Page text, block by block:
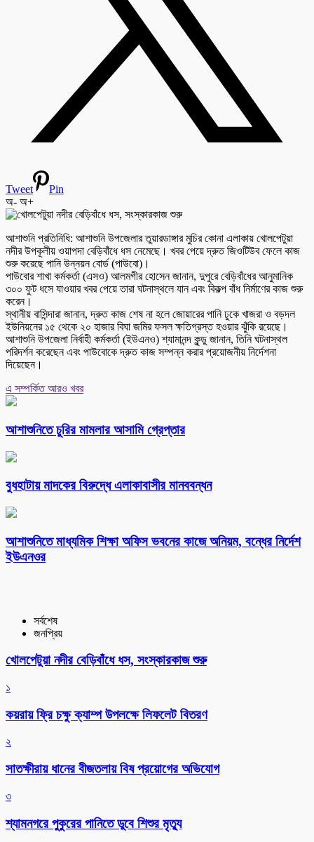
Tweet
Pin
অ- অ+
আশাশুনি প্রতিনিধি: আশাশুনি উপজেলার তুয়ারডাঙ্গার মুচির কোনা এলাকায় খোলপেটুয়া
নদীর উপকূলীয় ওয়াপদা বেড়িবাঁধে ধস নেমেছে। খবর পেয়ে দ্রুত জিওটিউব ফেলে কাজ
শুরু করেছে পানি উন্নয়ন বোর্ড (পাউবো)।
পাউবোর শাখা কর্মকর্তা (এসও) আলমগীর হোসেন জানান, দুপুরে বেড়িবাঁধের আনুমানিক
৩০০ ফুট ধসে যাওয়ার খবর পেয়ে তারা ঘটনাস্থলে যান এবং বিকল্প বাঁধ নির্মাণের কাজ শুরু
করেন।
স্থানীয় বাসিন্দারা জানান, দ্রুত কাজ শেষ না হলে জোয়ারের পানি ঢুকে খাজরা ও বড়দল
ইউনিয়নের ১৫ থেকে ২০ হাজার বিঘা জমির ফসল ক্ষতিগ্রস্ত হওয়ার ঝুঁকি রয়েছে।
আশাশুনি উপজেলা নির্বাহী কর্মকর্তা (ইউএনও) শ্যামানন্দ কুন্ডু জানান, তিনি ঘটনাস্থল
পরিদর্শন করেছেন এবং পাউবোকে দ্রুত কাজ সম্পন্ন করার প্রয়োজনীয় নির্দেশনা
দিয়েছেন।
এ সম্পর্কিত আরও খবর
আশাশুনিতে চুরির মামলার আসামি গ্রেপ্তার
বুধহাটায় মাদকের বিরুদ্ধে এলাকাবাসীর মানববন্ধন
আশাশুনিতে মাধ্যমিক শিক্ষা অফিস ভবনের কাজে অনিয়ম, বন্ধের নির্দেশ
ইউএনওর
সর্বশেষ
জনপ্রিয়
খোলপেটুয়া নদীর বেড়িবাঁধে ধস, সংস্কারকাজ শুরু
১
কয়রায় ফ্রি চক্ষু ক্যাম্প উপলক্ষে লিফলেট বিতরণ
২
সাতক্ষীরায় ধানের বীজতলায় বিষ প্রয়োগের অভিযোগ
৩
শ্যামনগরে পুকুরের পানিতে ডুবে শিশুর মৃত্যু